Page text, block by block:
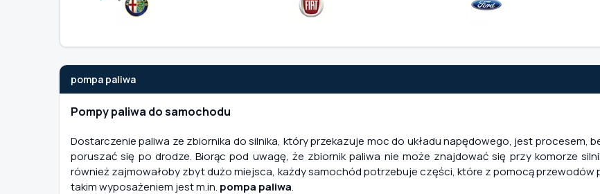
pompa paliwa
Pompy paliwa do samochodu
Dostarczenie paliwa ze zbiornika do silnika, który przekazuje moc do układu napędowego, jest procesem,
poruszać się po drodze. Biorąc pod uwagę, że zbiornik paliwa nie może znajdować się przy komorze
również zajmowałoby zbyt dużo miejsca, każdy samochód potrzebuje części, które z pomocą
takim wyposażeniem jest m.in. pompa paliwa.